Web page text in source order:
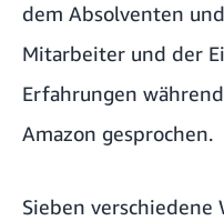
dem Absolventen
Mitarbeiter und der
Erfahrungen
Amazon gesprochen.
Sieben verschiedene